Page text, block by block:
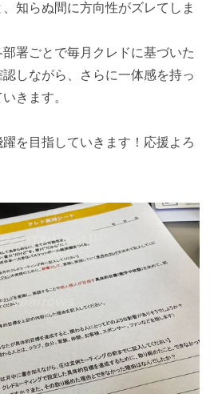
知らぬ間に方向性がズレてしま
署ごとで毎月クレドに基づいた
しながら、さらに一体感を持っ
きます。
を目指していきます！応援よろ